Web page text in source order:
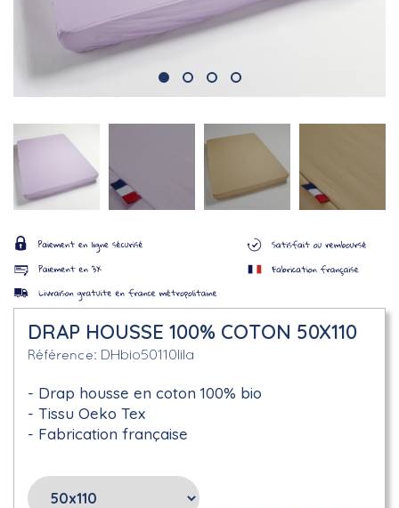
DRAP HOUSSE 100% COTON 50X110
Référence DHbio50110lila
Drap housse en coton 100% bio
Tissu Oeko Tex
Fabrication française